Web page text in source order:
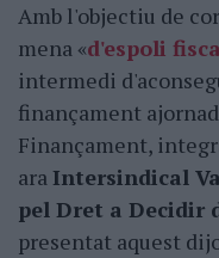
Amb l'objectiu de
mena «d'espoli
intermedi
finançament
Finançament,
ara Intersindical
pel Dret a Decidir
presentat aquest